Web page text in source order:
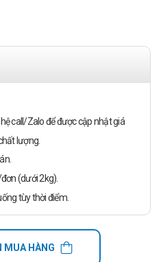
call/Zalo để được cập nhật giá
lượng.
(dưới 2kg).
tùy thời điểm.
MUA HÀNG